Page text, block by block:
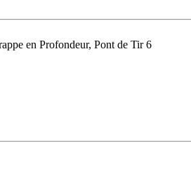
en Profondeur, Pont de Tir 6